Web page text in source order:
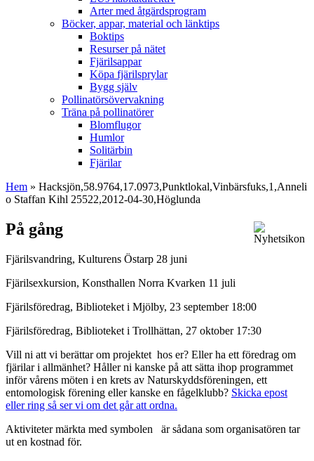
Arter med åtgärdsprogram
Böcker, appar, material och länktips
Boktips
Resurser på nätet
Fjärilsappar
Köpa fjärilsprylar
Bygg själv
Pollinatörsövervakning
Träna på pollinatörer
Blomflugor
Humlor
Solitärbin
Fjärilar
Hem » Hacksjön,58.9764,17.0973,Punktlokal,Vinbärsfuks,1,Anneli
o Staffan Kihl 25522,2012-04-30,Höglunda
På gång
Fjärilsvandring, Kulturens Östarp 28 juni
Fjärilsexkursion, Konsthallen Norra Kvarken 11 juli
Fjärilsföredrag, Biblioteket i Mjölby, 23 september 18:00
Fjärilsföredrag, Biblioteket i Trollhättan, 27 oktober 17:30
Vill ni att vi berättar om projektet hos er? Eller ha ett föredrag om
fjärilar i allmänhet? Håller ni kanske på att sätta ihop programmet
inför vårens möten i en krets av Naturskyddsföreningen, ett
entomologisk förening eller kanske en fågelklubb? Skicka epost
eller ring så ser vi om det går att ordna.
Aktiviteter märkta med symbolen
är sådana som organisatören tar
ut en kostnad för.